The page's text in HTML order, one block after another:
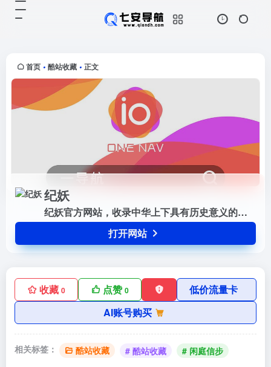
首页 • 酷站收藏 • 正文
纪妖
纪妖官方网站，收录中华上下具有历史意义的怪力乱神文化，包括但不仅限于妖，怪，神，魔，鬼，精，仙等，纪妖网带你了解古今中外不同的文化知识。
打开网站
收藏 0 点赞0
低价流量卡
AI账号购买
相关标签： 酷站收藏 # 酷站收藏 # 闲庭信步
限于妖，怪，神，魔，鬼，精，仙
等，纪妖网带你了解古今中外不同的
文化知识。